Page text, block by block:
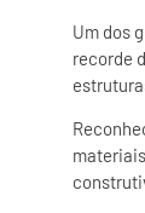
Um dos
recorde